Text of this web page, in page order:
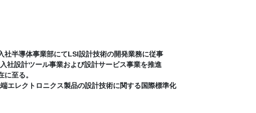
半導体事業部にてLSI設計技術の開発業務に従事
社設計ツール事業および設計サービス事業を推進
至る。
エレクトロニクス製品の設計技術に関する国際標準化